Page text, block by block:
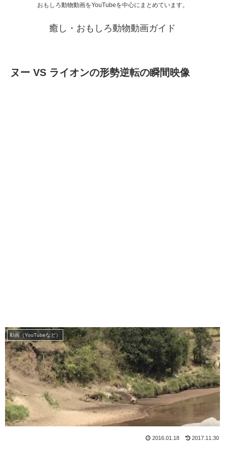
おもしろ動物動画をYouTubeを中心にまとめています。
癒し・おもしろ動物動画ガイド
ヌー VS ライオンの形勢逆転の瞬間映像
動画（YouTubeなど）
2016.01.18 2017.11.30